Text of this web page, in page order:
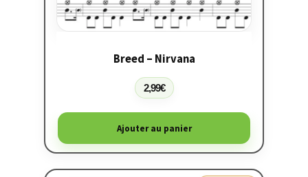
Breed – Nirvana
2,99€
Ajouter au panier